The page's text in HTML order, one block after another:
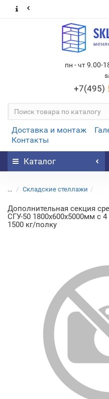
пн - чт 9.00-
+7(495)
Доставка и монтаж
Контакты
Каталог
... Складские стеллажи
Дополнительная секция
СГУ-50 1800х600х5000мм с
1500 кг/полку